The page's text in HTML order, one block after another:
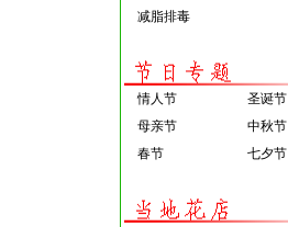
减脂排毒
情人节
圣诞节
母亲节
中秋节
春节
七夕节